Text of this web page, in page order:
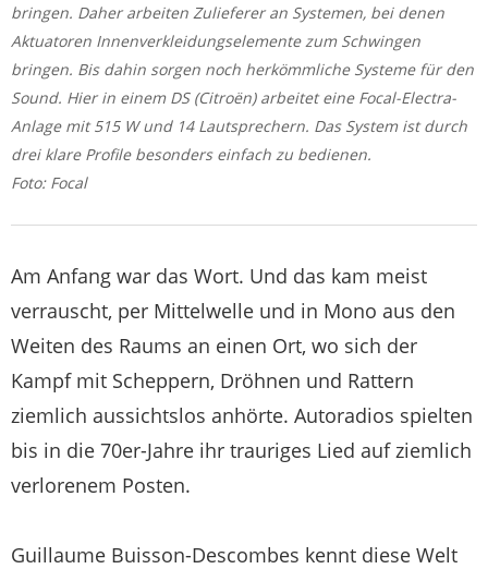
bringen. Daher arbeiten Zulieferer an Systemen, bei denen
Aktuatoren Innenverkleidungselemente zum Schwingen
bringen. Bis dahin sorgen noch herkömmliche Systeme für den
Sound. Hier in einem DS (Citroën) arbeitet eine Focal-Electra-
Anlage mit 515 W und 14 Lautsprechern. Das System ist durch
drei klare Profile besonders einfach zu bedienen.
Foto: Focal
Am Anfang war das Wort. Und das kam meist
verrauscht, per Mittelwelle und in Mono aus den
Weiten des Raums an einen Ort, wo sich der
Kampf mit Scheppern, Dröhnen und Rattern
ziemlich aussichtslos anhörte. Autoradios spielten
bis in die 70er-Jahre ihr trauriges Lied auf ziemlich
verlorenem Posten.
Guillaume Buisson-Descombes kennt diese Welt